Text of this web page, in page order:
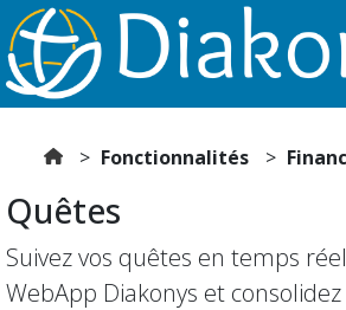
Fonctionnalités
Quêtes
Suivez vos quêtes en temps
WebApp Diakonys et